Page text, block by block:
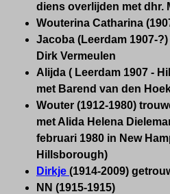
diens overlijden met dhr.
Wouterina Catharina
Jacoba (Leerdam 1907-
Dirk Vermeulen
Alijda ( Leerdam 1907 -
met Barend van den
Wouter (1912-1980)
met Alida Helena
februari 1980 in New
Hillsborough)
Dirkje (1914-2009)
NN (1915-1915)